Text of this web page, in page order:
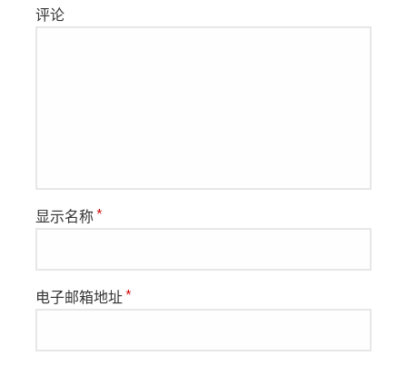
评论
显示名称*
电子邮箱地址*